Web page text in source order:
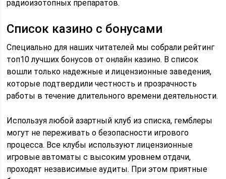
радиоизотопных препаратов.
Список казино с бонусами
Специально для наших читателей мы собрали рейтинг
топ10 лучших бонусов от онлайн казино. В список
вошли только надежные и лицензионные заведения,
которые подтвердили честность и прозрачность
работы в течение длительного времени деятельности.
Используя любой азартный клуб из списка, гемблеры
могут не переживать о безопасности игрового
процесса. Все клубы используют лицензионные
игровые автоматы с высоким уровнем отдачи,
проходят независимые аудиты. При этом приятные